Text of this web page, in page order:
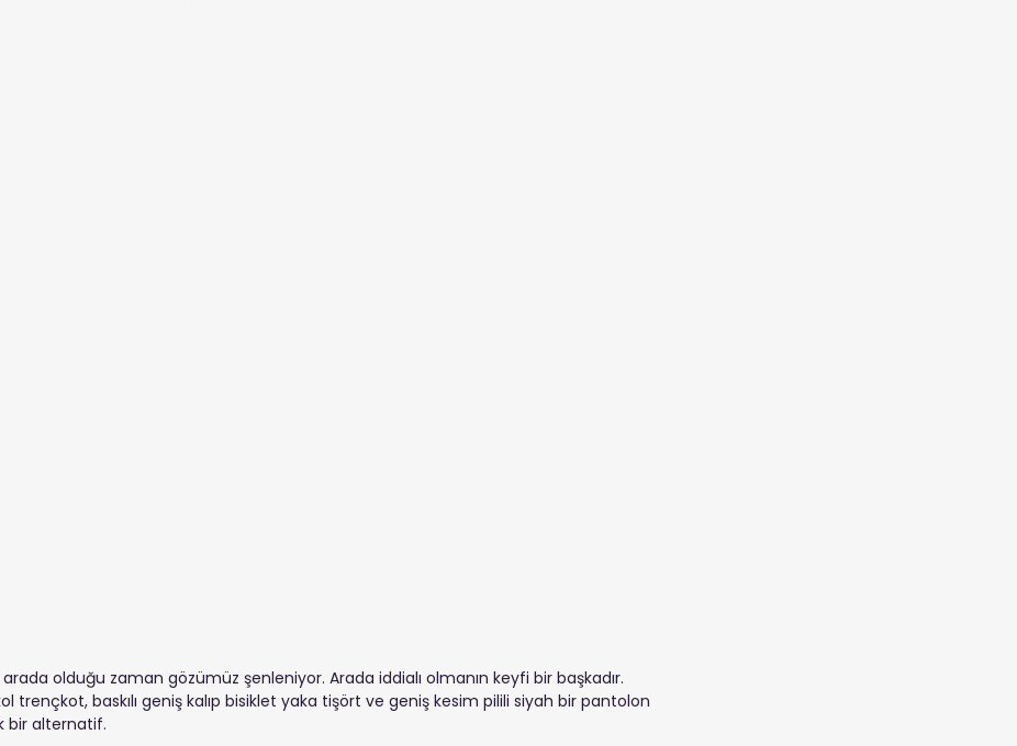
olduğu zaman gözümüz şenleniyor. Arada iddialı olmanın keyfi bir başkadır.
trençkot, baskılı geniş kalıp bisiklet yaka tişört ve geniş kesim pilili siyah bir pantolon
bir alternatif.